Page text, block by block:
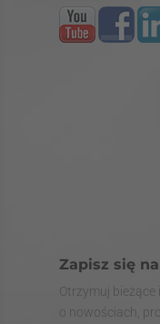
Zapisz się
Otrzymuj bieżące
o nowościach,